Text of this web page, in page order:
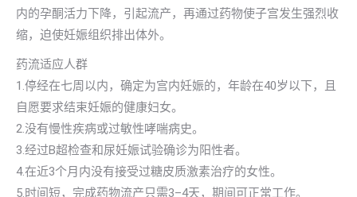
内的孕酮活力下降，引起流产，再通过药物使子宫发生强烈收
缩，迫使妊娠组织排出体外。
药流适应人群
1.停经在七周以内，确定为宫内妊娠的，年龄在40岁以下，且
自愿要求结束妊娠的健康妇女。
2.没有慢性疾病或过敏性哮喘病史。
3.经过B超检查和尿妊娠试验确诊为阳性者。
4.在近3个月内没有接受过糖皮质激素治疗的女性。
5.时间短，完成药物流产只需3–4天，期间可正常工作。